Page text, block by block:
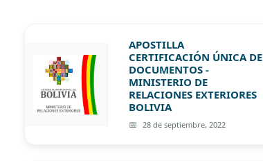
APOSTILLA
CERTIFICACIÓN ÚNICA DE
DOCUMENTOS -
MINISTERIO DE
RELACIONES EXTERIORES
BOLIVIA
28 de septiembre, 2022